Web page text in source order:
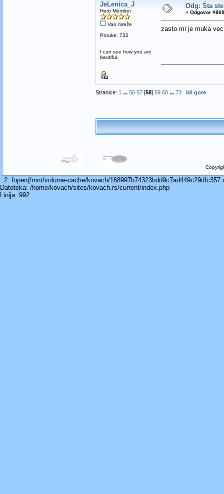
JeLenica_J
Hero Member
Van mreže
Poruke: 732
I can see how you are
beutiful.
Odg: Šta
« Odgovor
zasto mi je muka
Stranice: 1 ... 56 57[58] 59 60 ... 73 Idi gore
2: fopen(/mnt/volume-cache/kovach/
Datoteka: /home/kovach/sites/kovach.rs/current/index.php
Linija: 992